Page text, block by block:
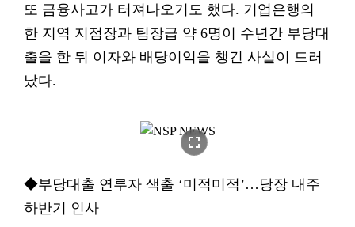
또 금융사고가 터져나오기도 했다. 기업은행의
한 지역 지점장과 팀장급 약 6명이 수년간 부당대
출을 한 뒤 이자와 배당이익을 챙긴 사실이 드러
났다.
fullscreen
◆부당대출 연루자 색출 ‘미적미적’…당장 내주
하반기 인사